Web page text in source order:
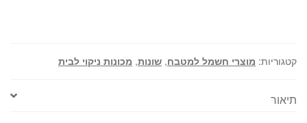
קטגוריות: מוצרי חשמל למטבח, שונות, מכונות ניקוי לבית
תיאור